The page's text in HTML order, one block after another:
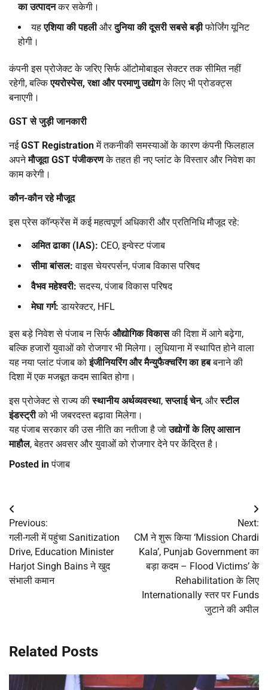
का उत्पादनकर सकेगी।
यहएशिया की पहलीऔरदुनिया की दूसरी सबसे बड़ीफोर्जिंग यूनिट
होगी।
कंपनी इस प्रोजेक्ट के जरिए सिर्फ ऑटोमोबाइल सेक्टर तक सीमित नहीं
रहेगी, बल्किएयरोस्पेस,रक्षा और परमाणु उद्योगके लिए भी प्रोडक्ट्स
बनाएगी।
GSTसे जुड़ी जानकारी
नईGST Registrationमें तकनीकी समस्याओं के कारण कंपनी फिलहाल
अपनेमौजूदाGSTपंजीकरणके तहत ही नए प्लांट के विस्तार और निवेश का
काम करेगी।
कौन-कौन रहे मौजूद
इस प्रेस कॉन्फ्रेंस में कई महत्वपूर्ण अधिकारी और प्रतिनिधि मौजूद रहे:
अमित ढाका (IAS): CEO, इन्वेस्ट पंजाब
सीमा बांसल: वाइस चेयरपर्सन, पंजाब विकास परिषद
वैभव महेश्वरी: सदस्य, पंजाब विकास परिषद
मेघा गर्ग: डायरेक्टर, HFL
इस बड़े निवेश से पंजाब न सिर्फ औद्योगिक विकासकी दिशा में आगे बढ़ेगा,
बल्कि हजारों युवाओं को रोजगार भी मिलेगा। लुधियाना में स्थापित होने वाला
यह नया प्लांट पंजाब कोइंजीनियरिंग और मैन्युफैक्चरिंग का हबबनाने की
दिशा में एक मजबूत कदम साबित होगा।
इस प्रोजेक्ट से राज्य कीस्थानीय अर्थव्यवस्था,सप्लाई चेन, औरस्टील
इंडस्ट्रीको भी जबरदस्त बढ़ावा मिलेगा।
यह पंजाब सरकार की उस नीति का नतीजा है जोउद्योगों के लिए आसान
माहौल, बेहतर अवसर और युवाओं को रोजगार देने पर केंद्रित है।
Posted inपंजाब
Post
navigation
Previous:
गली-गली में पहुंचा Sanitization
Drive, Education Minister
Harjot Singh Bains ने खुद
संभाली कमान
Next:
CM ने शुरू किया ‘Mission Chardi
Kala’, Punjab Government का
बड़ा कदम – Flood Victims’ के
Rehabilitation के लिए
Internationally स्तर पर Funds
जुटाने की अपील
Related Posts